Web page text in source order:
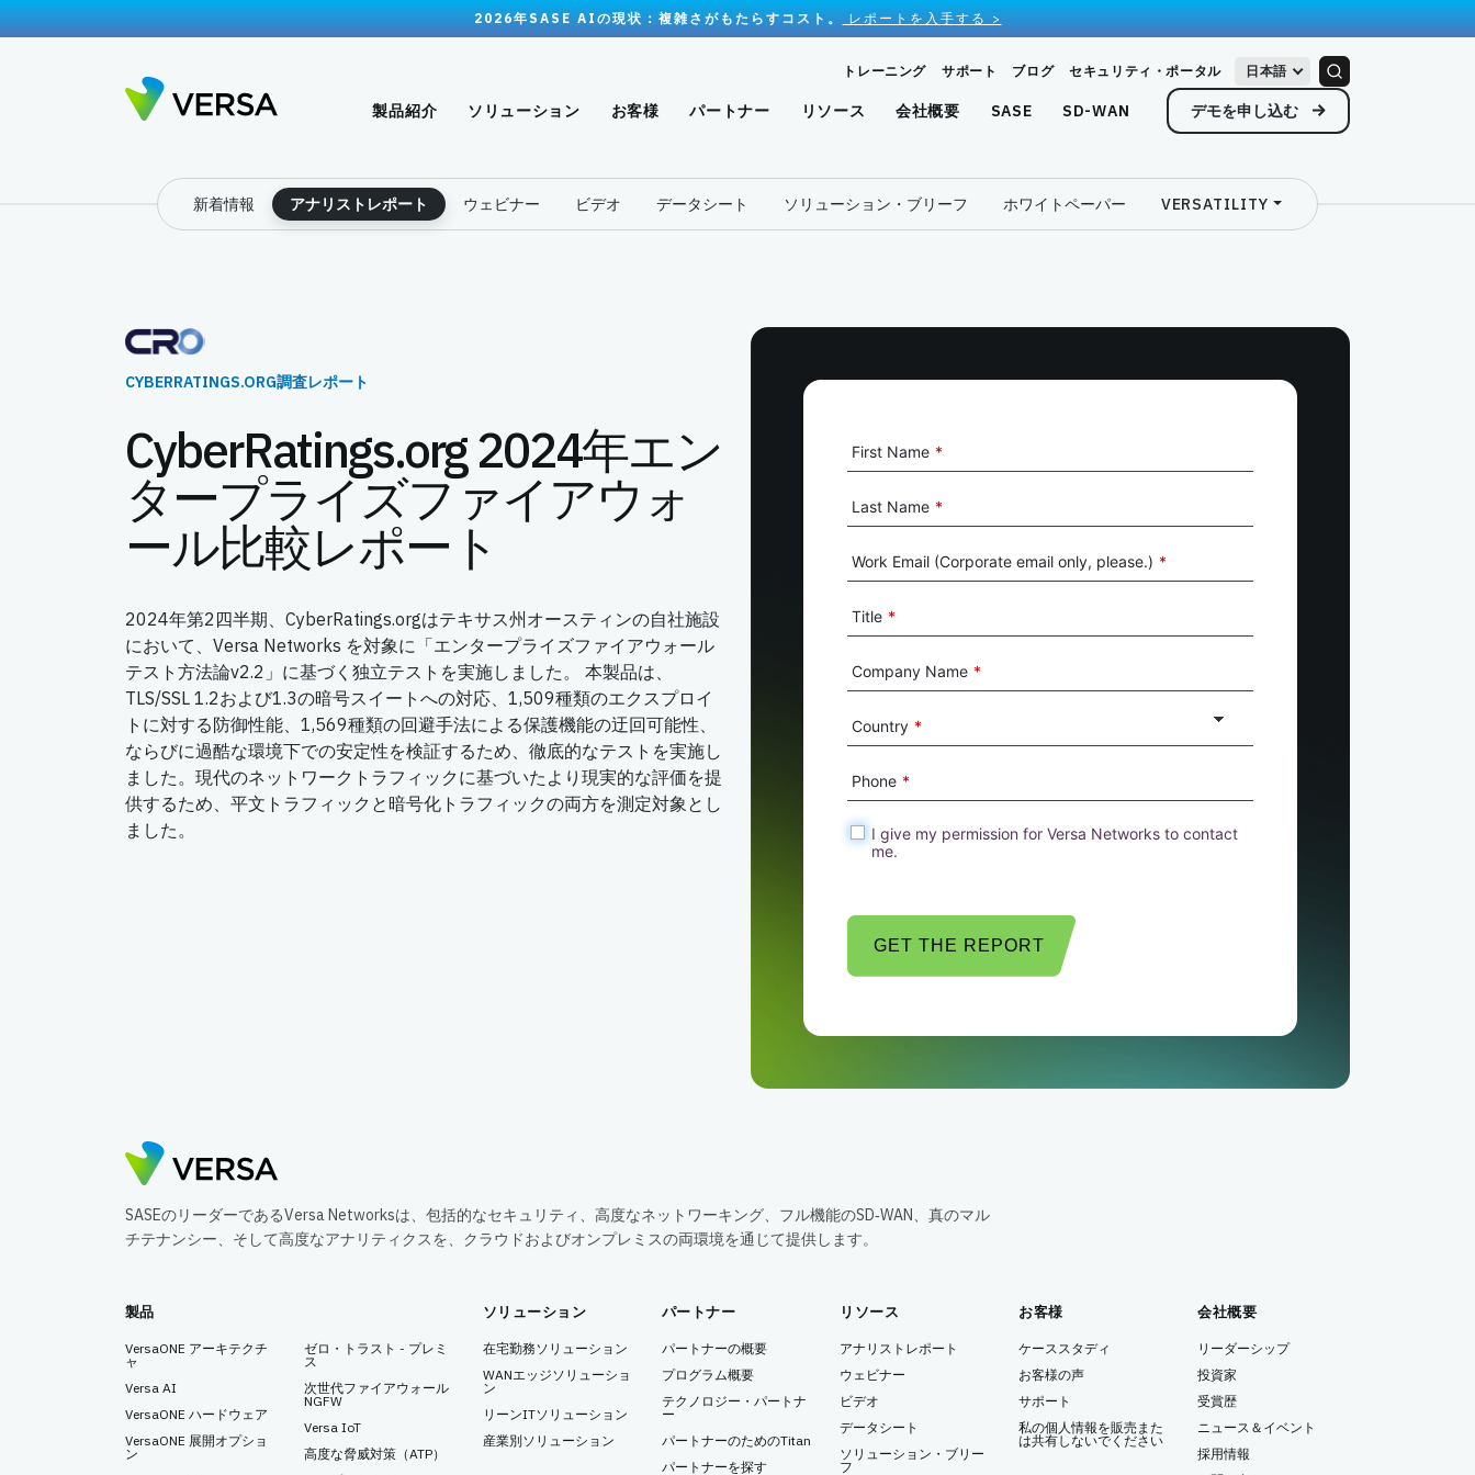
2026年SASE AIの現状：複雑さがもたらすコスト。 レポートを入手する >
トレーニング サポート ブログ セキュリティ・ポータル 日本語
製品紹介 ソリューション お客様 パートナー リソース 会社概要 SASE SD-WAN デモを申し込む
新着情報 アナリストレポート ウェビナー ビデオ データシート ソリューション・ブリーフ ホワイトペーパー VERSATILITY
CYBERRATINGS.ORG調査レポート
CyberRatings.org 2024年エン
タープライズファイアウォ
ール比較レポート
2024年第2四半期、CyberRatings.orgはテキサス州オースティンの自社施設
において、Versa Networks を対象に「エンタープライズファイアウォール
テスト方法論v2.2」に基づく独立テストを実施しました。 本製品は、
TLS/SSL 1.2および1.3の暗号スイートへの対応、1,509種類のエクスプロイ
トに対する防御性能、1,569種類の回避手法による保護機能の迂回可能性、
ならびに過酷な環境下での安定性を検証するため、徹底的なテストを実施し
ました。現代のネットワークトラフィックに基づいたより現実的な評価を提
供するため、平文トラフィックと暗号化トラフィックの両方を測定対象とし
ました。
*
First Name
*
Last Name
*
Work Email (Corporate email only, please.)
*
Title
*
Company Name
*
Country
*
Phone
I give my permission for Versa Networks to contact
me.
GET THE REPORT
SASEのリーダーであるVersa Networksは、包括的なセキュリティ、高度なネットワーキング、フル機能のSD‑WAN、真のマル
チテナンシー、そして高度なアナリティクスを、クラウドおよびオンプレミスの両環境を通じて提供します。
製品
VersaONE アーキテクチ
ャ
Versa AI
VersaONE ハードウェア
VersaONE 展開オプショ
ン
ゼロ・トラスト - プレミ
ス
次世代ファイアウォール
NGFW
Versa IoT
高度な脅威対策（ATP）
ソリューション
在宅勤務ソリューション
WANエッジソリューショ
ン
リーンITソリューション
産業別ソリューション
パートナー
パートナーの概要
プログラム概要
テクノロジー・パートナ
ー
パートナーのためのTitan
パートナーを探す
リソース
アナリストレポート
ウェビナー
ビデオ
データシート
ソリューション・ブリー
フ
お客様
ケーススタディ
お客様の声
サポート
私の個人情報を販売また
は共有しないでください
会社概要
リーダーシップ
投資家
受賞歴
ニュース＆イベント
採用情報